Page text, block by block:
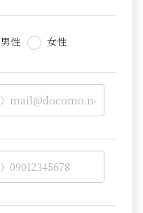
男性 女性